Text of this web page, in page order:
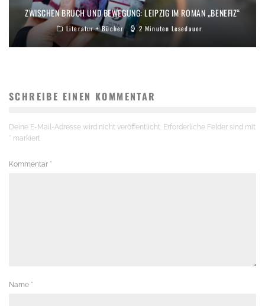
ZWISCHEN BRUCH UND BEWEGUNG: LEIPZIG IM ROMAN „BENEFIZ“
Literatur + Bücher 2 Minuten Lesedauer
SCHREIBE EINEN KOMMENTAR
Deine E-Mail-Adresse wird nicht veröffentlicht. Erforderliche Felder sind mit
* markiert
Kommentar *
Name *